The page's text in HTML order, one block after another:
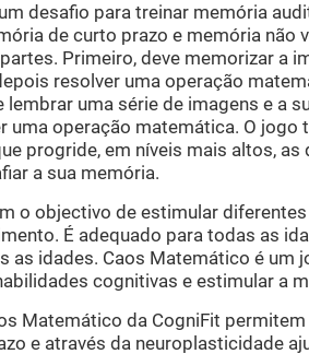
desafio para treinar memória
de curto prazo e memória não
Primeiro, deve memorizar a
resolver uma operação
uma série de imagens e a
uma operação matemática. O jogo
progride, em níveis mais altos, as
a sua memória.
o objectivo de estimular
É adequado para todas as
as idades. Caos Matemático é um
cognitivas e estimular a
Matemático da CogniFit
e através da neuroplasticidade